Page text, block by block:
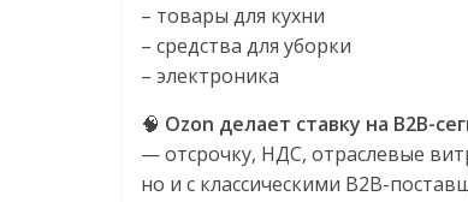
– товары для кухни
– средства для уборки
– электроника
🧠 Ozon делает ставку на B2B-
— отсрочку, НДС, отраслевые
но и с классическими B2B-